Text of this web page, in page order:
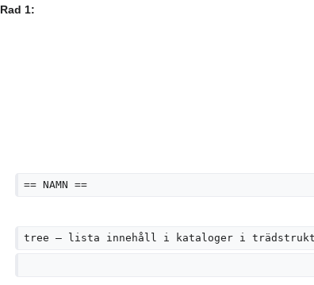
Rad 1:
== NAMN ==
tree – lista innehåll i kataloger i